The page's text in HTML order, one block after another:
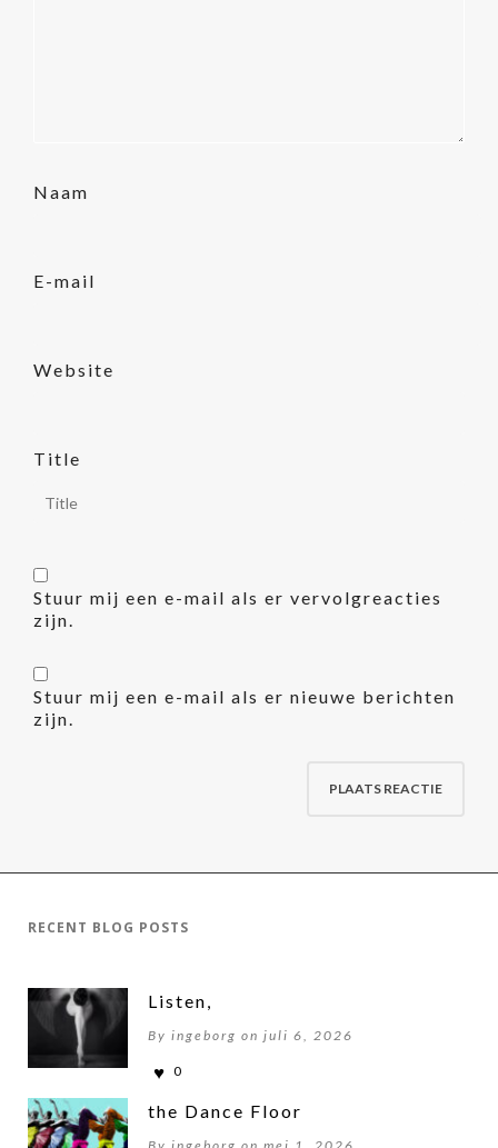
Naam
E-mail
Website
Title
Stuur mij een e-mail als er vervolgreacties
zijn.
Stuur mij een e-mail als er nieuwe berichten
zijn.
RECENT BLOG POSTS
Listen,
By ingeborg on juli 6, 2026
0
the Dance Floor